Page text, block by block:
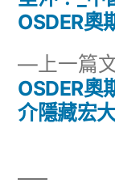
章
導
覽
上一篇
OSDER奧
介隱藏宏
OSDER奧